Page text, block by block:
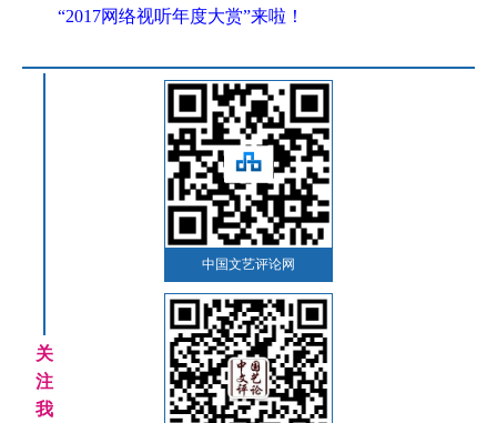
“2017网络视听年度大赏”来啦！
关
注
我
中国文艺评论网